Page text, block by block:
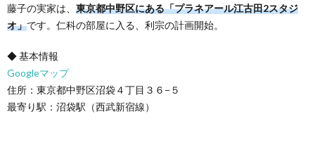
藤子の実家は、 東京都中野区にある「プラネアール江古田2スタジ
オ」です。仁科の部屋に入る、利宗の計画開始。
◆ 基本情報
Googleマップ
住所：東京都中野区沼袋４丁目３６−５
最寄り駅：沼袋駅（西武新宿線）